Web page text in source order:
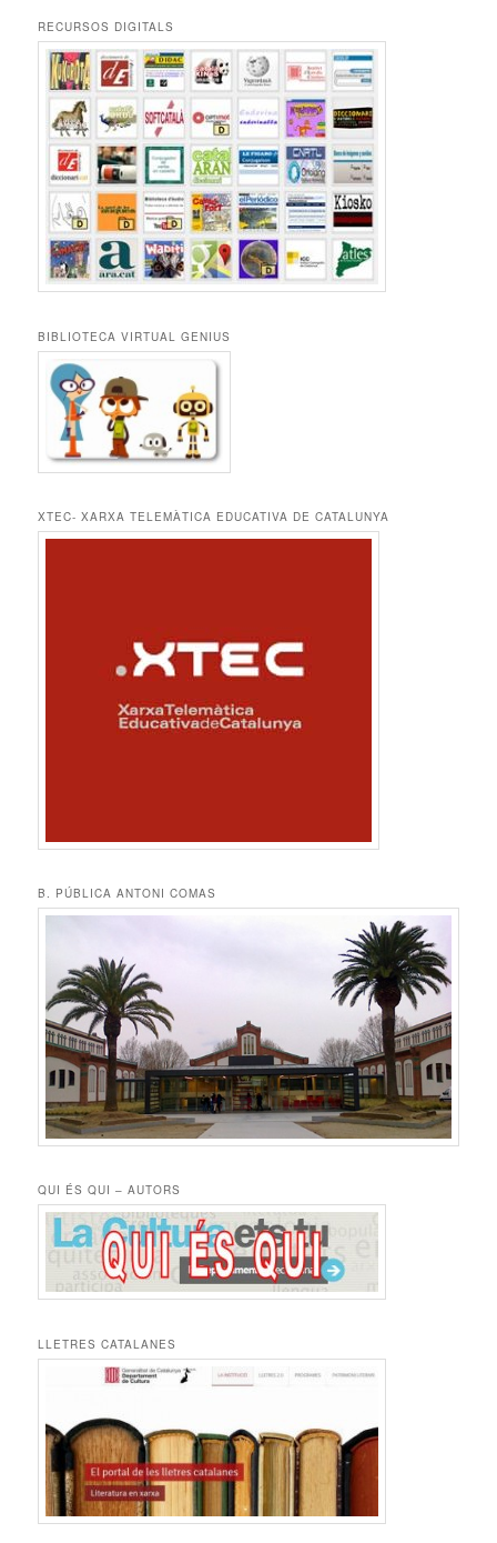
RECURSOS DIGITALS
BIBLIOTECA VIRTUAL GENIUS
XTEC- XARXA TELEMÀTICA EDUCATIVA DE CATALUNYA
B. PÚBLICA ANTONI COMAS
QUI ÉS QUI – AUTORS
LLETRES CATALANES